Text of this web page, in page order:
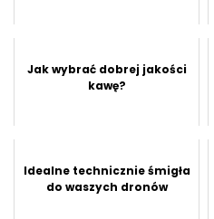
Jak wybrać dobrej jakości
kawę?
Idealne technicznie śmigła
do waszych dronów